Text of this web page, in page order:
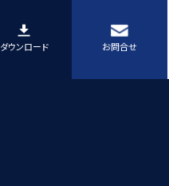
ダウンロード お問合せ